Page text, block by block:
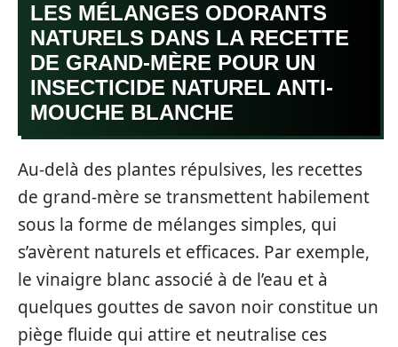
LES MÉLANGES ODORANTS
NATURELS DANS LA RECETTE
DE GRAND-MÈRE POUR UN
INSECTICIDE NATUREL ANTI-
MOUCHE BLANCHE
Au-delà des plantes répulsives, les recettes
de grand-mère se transmettent habilement
sous la forme de mélanges simples, qui
s’avèrent naturels et efficaces. Par exemple,
le vinaigre blanc associé à de l’eau et à
quelques gouttes de savon noir constitue un
piège fluide qui attire et neutralise ces